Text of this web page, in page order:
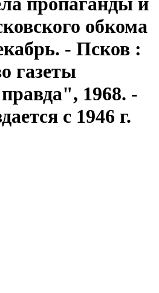
обкома
- Псков :
газеты
1968. -
с 1946 г.